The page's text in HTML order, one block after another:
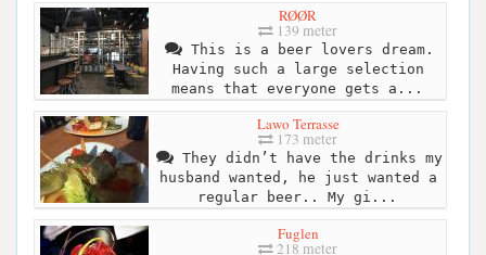
RØØR
139 meter
This is a beer lovers dream.
Having such a large selection
means that everyone gets a...
Lawo Terrasse
173 meter
They didn’t have the drinks my
husband wanted, he just wanted a
regular beer.. My gi...
Fuglen
218 meter